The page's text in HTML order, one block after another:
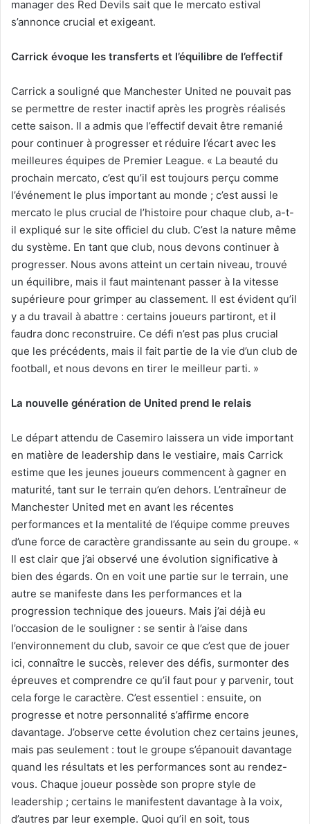
manager des Red Devils sait que le mercato estival
s’annonce crucial et exigeant.
Carrick évoque les transferts et l’équilibre de l’effectif
Carrick a souligné que Manchester United ne pouvait pas
se permettre de rester inactif après les progrès réalisés
cette saison. Il a admis que l’effectif devait être remanié
pour continuer à progresser et réduire l’écart avec les
meilleures équipes de Premier League. « La beauté du
prochain mercato, c’est qu’il est toujours perçu comme
l’événement le plus important au monde ; c’est aussi le
mercato le plus crucial de l’histoire pour chaque club, a-t-
il expliqué sur le site officiel du club. C’est la nature même
du système. En tant que club, nous devons continuer à
progresser. Nous avons atteint un certain niveau, trouvé
un équilibre, mais il faut maintenant passer à la vitesse
supérieure pour grimper au classement. Il est évident qu’il
y a du travail à abattre : certains joueurs partiront, et il
faudra donc reconstruire. Ce défi n’est pas plus crucial
que les précédents, mais il fait partie de la vie d’un club de
football, et nous devons en tirer le meilleur parti. »
La nouvelle génération de United prend le relais
Le départ attendu de Casemiro laissera un vide important
en matière de leadership dans le vestiaire, mais Carrick
estime que les jeunes joueurs commencent à gagner en
maturité, tant sur le terrain qu’en dehors. L’entraîneur de
Manchester United met en avant les récentes
performances et la mentalité de l’équipe comme preuves
d’une force de caractère grandissante au sein du groupe. «
Il est clair que j’ai observé une évolution significative à
bien des égards. On en voit une partie sur le terrain, une
autre se manifeste dans les performances et la
progression technique des joueurs. Mais j’ai déjà eu
l’occasion de le souligner : se sentir à l’aise dans
l’environnement du club, savoir ce que c’est que de jouer
ici, connaître le succès, relever des défis, surmonter des
épreuves et comprendre ce qu’il faut pour y parvenir, tout
cela forge le caractère. C’est essentiel : ensuite, on
progresse et notre personnalité s’affirme encore
davantage. J’observe cette évolution chez certains jeunes,
mais pas seulement : tout le groupe s’épanouit davantage
quand les résultats et les performances sont au rendez-
vous. Chaque joueur possède son propre style de
leadership ; certains le manifestent davantage à la voix,
d’autres par leur exemple. Quoi qu’il en soit, tous